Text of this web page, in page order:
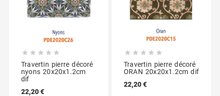
    
Travertin pierre décoré
nyons 20x20x1.2cm
dif
22,20 €
    
Travertin pierre décoré
ORAN 20x20x1.2cm dif
22,20 €